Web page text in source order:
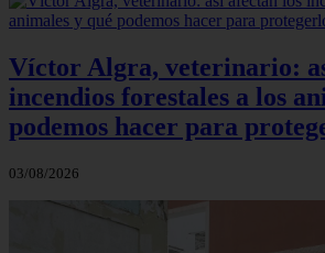
Víctor Algra, veterinario:
incendios forestales a los
podemos hacer para
03/08/2026